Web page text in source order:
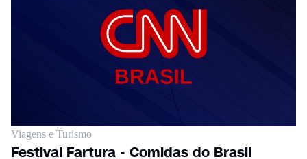
Viagens e Turismo
Festival Fartura - Comidas do Brasil